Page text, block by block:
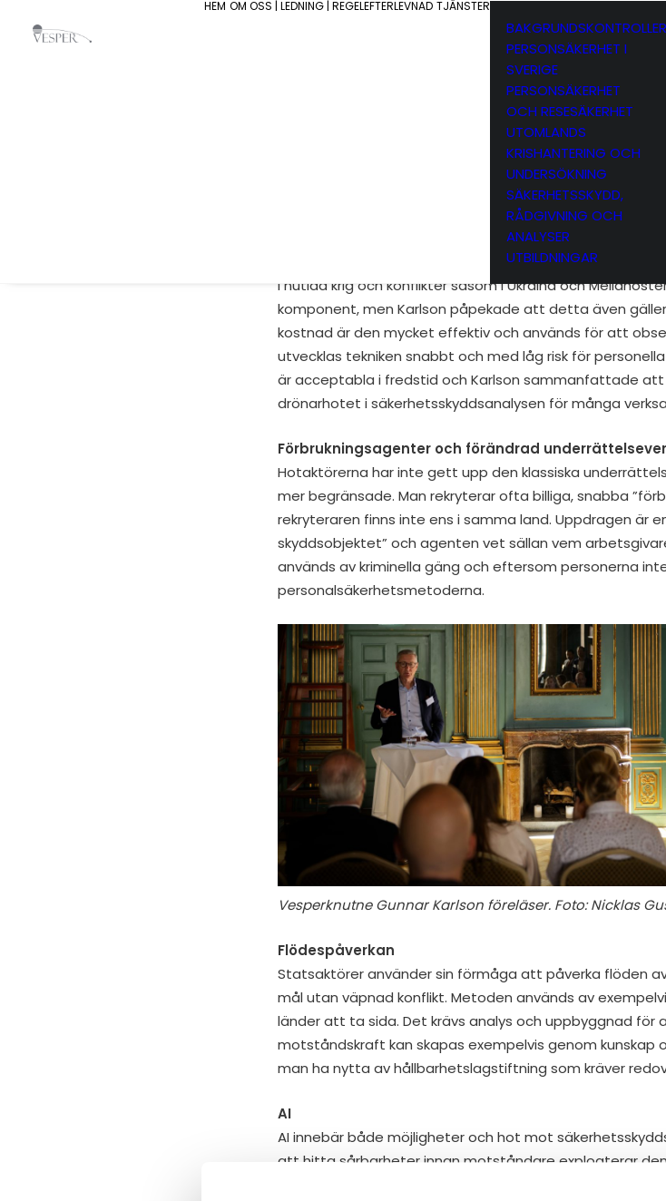
HEM OM OSS | LEDNING | REGELEFTERLEVNAD TJÄNSTER
BAKGRUNDSKONTROLLER
PERSONSÄKERHET I
SVERIGE
PERSONSÄKERHET
OCH RESESÄKERHET
UTOMLANDS
KRISHANTERING OCH
UNDERSÖKNING
SÄKERHETSSKYDD,
RÅDGIVNING OCH
ANALYSER
UTBILDNINGAR
I samband med Vespers vårmingel i maj gjorde
med fokus på hybridhotbilden som beskrevs som
I nutida krig och konflikter såsom i Ukraina och
komponent, men Karlson påpekade att detta även
kostnad är den mycket effektiv och används för att
utvecklas tekniken snabbt och med låg risk för
är acceptabla i fredstid och Karlson sammanfattade
drönarhotet i säkerhetsskyddsanalysen för många
Förbrukningsagenter och förändrad
Hotaktörerna har inte gett upp den klassiska
mer begränsade. Man rekryterar ofta billiga, snabba
rekryteraren finns inte ens i samma land. Uppdragen är
skyddsobjektet” och agenten vet sällan vem
används av kriminella gäng och eftersom personerna
personalsäkerhetsmetoderna.
Vesperknutne Gunnar Karlson föreläser. Foto: Nicklas
Flödespåverkan
Statsaktörer använder sin förmåga att påverka flöden
mål utan väpnad konflikt. Metoden används av
länder att ta sida. Det krävs analys och uppbyggnad
motståndskraft kan skapas exempelvis genom kunskap
man ha nytta av hållbarhetslagstiftning som kräver
AI
AI innebär både möjligheter och hot mot
att hitta sårbarheter innan motståndare exploaterar
informationspåverkan genom att skräddarsy budskap